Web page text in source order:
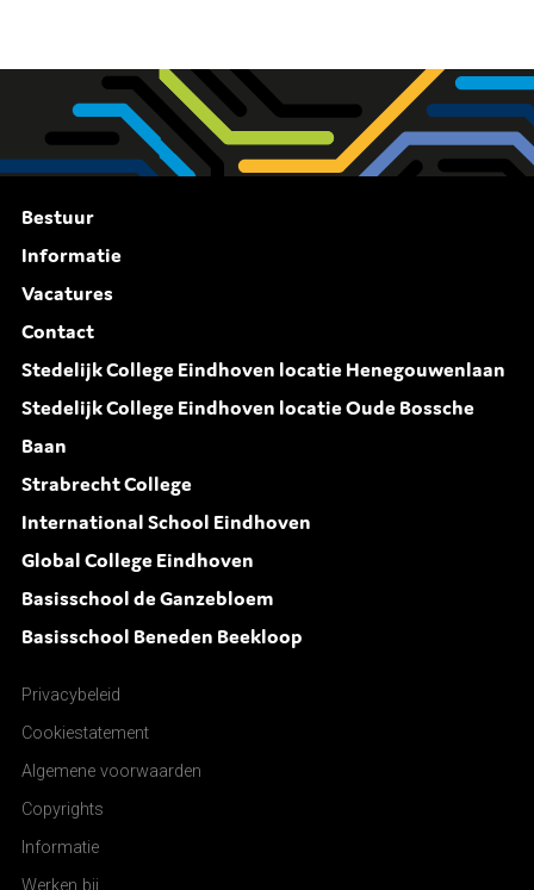
Bestuur
Informatie
Vacatures
Contact
Stedelijk College Eindhoven locatie Henegouwenlaan
Stedelijk College Eindhoven locatie Oude Bossche
Baan
Strabrecht College
International School Eindhoven
Global College Eindhoven
Basisschool de Ganzebloem
Basisschool Beneden Beekloop
Privacybeleid
Cookiestatement
Algemene voorwaarden
Copyrights
Informatie